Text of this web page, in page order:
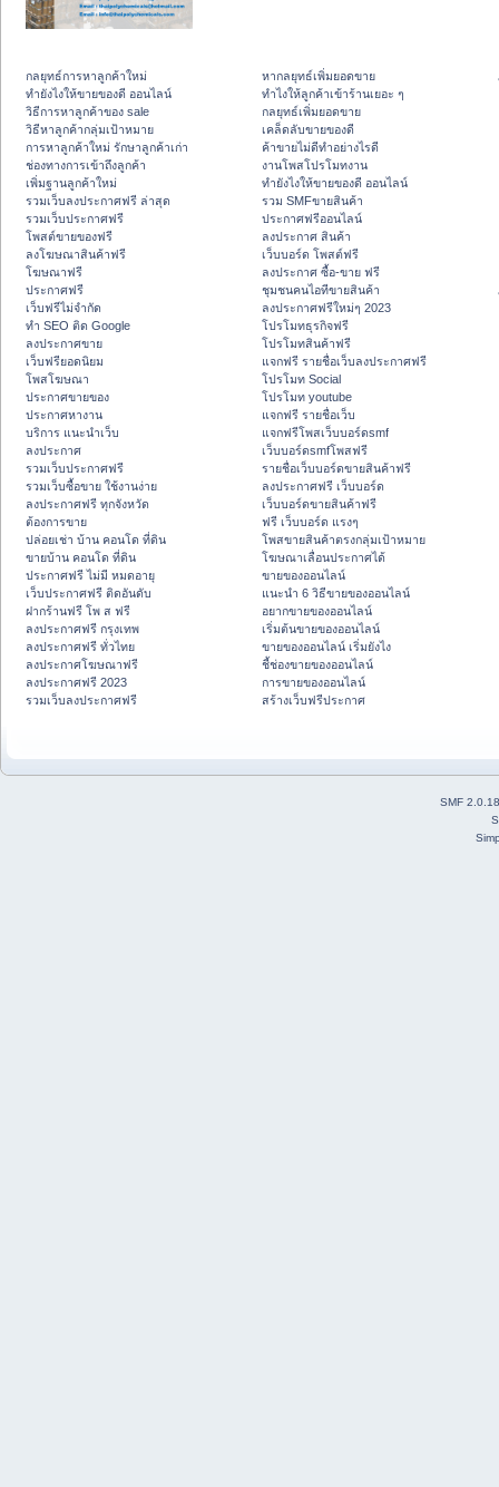
กลยุทธ์การหาลูกค้าใหม่
ทํายังไงให้ขายของดี ออนไลน์
วิธีการหาลูกค้าของ sale
วิธีหาลูกค้ากลุ่มเป้าหมาย
การหาลูกค้าใหม่ รักษาลูกค้าเก่า
ช่องทางการเข้าถึงลูกค้า
เพิ่มฐานลูกค้าใหม่
รวมเว็บลงประกาศฟรี ล่าสุด
รวมเว็บประกาศฟรี
โพสต์ขายของฟรี
ลงโฆษณาสินค้าฟรี
โฆษณาฟรี
ประกาศฟรี
เว็บฟรีไม่จำกัด
ทำ SEO ติด Google
ลงประกาศขาย
เว็บฟรียอดนิยม
โพสโฆษณา
ประกาศขายของ
ประกาศหางาน
บริการ แนะนำเว็บ
ลงประกาศ
รวมเว็บประกาศฟรี
รวมเว็บซื้อขาย ใช้งานง่าย
ลงประกาศฟรี ทุกจังหวัด
ต้องการขาย
ปล่อยเช่า บ้าน คอนโด ที่ดิน
ขายบ้าน คอนโด ที่ดิน
ประกาศฟรี ไม่มี หมดอายุ
เว็บประกาศฟรี ติดอันดับ
ฝากร้านฟรี โพ ส ฟรี
ลงประกาศฟรี กรุงเทพ
ลงประกาศฟรี ทั่วไทย
ลงประกาศโฆษณาฟรี
ลงประกาศฟรี 2023
รวมเว็บลงประกาศฟรี
หากลยุทธ์เพิ่มยอดขาย
ทําไงให้ลูกค้าเข้าร้านเยอะ ๆ
กลยุทธ์เพิ่มยอดขาย
เคล็ดลับขายของดี
ค้าขายไม่ดีทำอย่างไรดี
งานโพสโปรโมทงาน
ทํายังไงให้ขายของดี ออนไลน์
รวม SMFขายสินค้า
ประกาศฟรีออนไลน์
ลงประกาศ สินค้า
เว็บบอร์ด โพสต์ฟรี
ลงประกาศ ซื้อ-ขาย ฟรี
ชุมชนคนไอทีขายสินค้า
ลงประกาศฟรีใหม่ๆ 2023
โปรโมทธุรกิจฟรี
โปรโมทสินค้าฟรี
แจกฟรี รายชื่อเว็บลงประกาศฟรี
โปรโมท Social
โปรโมท youtube
แจกฟรี รายชื่อเว็บ
แจกฟรีโพสเว็บบอร์ดsmf
เว็บบอร์ดsmfโพสฟรี
รายชื่อเว็บบอร์ดขายสินค้าฟรี
ลงประกาศฟรี เว็บบอร์ด
เว็บบอร์ดขายสินค้าฟรี
ฟรี เว็บบอร์ด แรงๆ
โพสขายสินค้าตรงกลุ่มเป้าหมาย
โฆษณาเลื่อนประกาศได้
ขายของออนไลน์
แนะนำ 6 วิธีขายของออนไลน์
อยากขายของออนไลน์
เริ่มต้นขายของออนไลน์
ขายของออนไลน์ เริ่มยังไง
ชี้ช่องขายของออนไลน์
การขายของออนไลน์
สร้างเว็บฟรีประกาศ
SMF 2.0.18